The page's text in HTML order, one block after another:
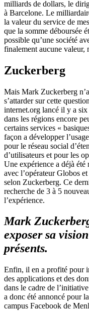
milliards de dollars, le
à Barcelone. Le
la valeur du service de
que la somme déboursée
possible qu’une société
finalement aucune valeur,
Zuckerberg
Mais Mark Zuckerberg
s’attarder sur cette
internet.org lancé il y a
dans les régions encore
certains services «
façon a développer
pour le réseau social
d’utilisateurs et pour les
Une expérience a déjà
avec l’opérateur Globos
selon Zuckerberg. Ce
recherche de 3 à 5
l’expérience.
Mark
exposer sa
présents.
Enfin, il en a profité pour
des applications et des
dans le cadre de
a donc été annoncé pour
campus Facebook de